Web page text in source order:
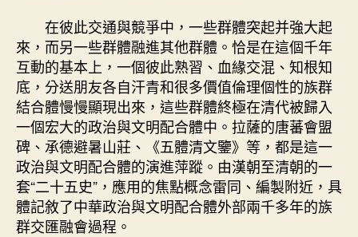
在彼此交通與競爭中，一些群體突起并強大起
來，而另一些群體融進其他群體。恰是在這個千年
互動的基本上，一個彼此熟習、血緣交混、知根知
底，分送朋友各自汗青和很多價值倫理個性的族群
結合體慢慢顯現出來，這些群體終極在清代被歸入
一個宏大的政治與文明配合體中。拉薩的唐蕃會盟
碑、承德避暑山莊、《五體清文鑒》等，都是這一
政治與文明配合體的演進萍蹤。由漢朝至清朝的一
套“二十五史”，應用的焦點概念雷同、編製附近，具
體記敘了中華政治與文明配合體外部兩千多年的族
群交匯融會過程。